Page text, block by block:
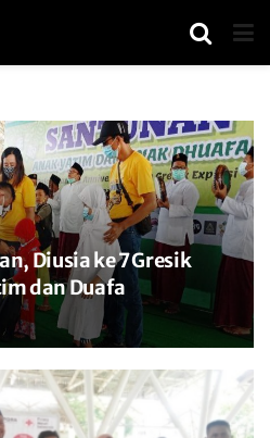
Diusia ke 7 Gresik
dan Duafa